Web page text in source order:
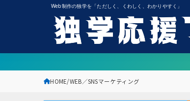
Web制作の独学を「ただしく、くわしく、わかりやすく」
HOME WEB／SNSマーケティング